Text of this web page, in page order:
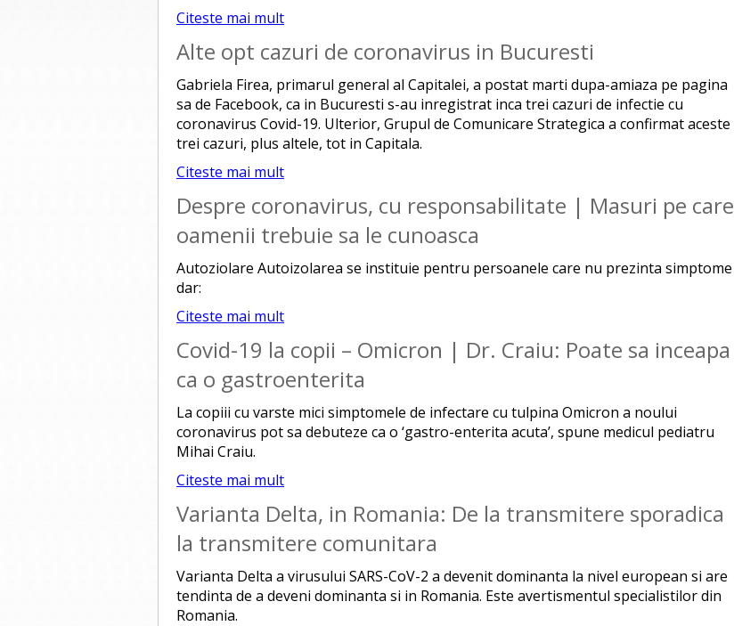
Citeste mai mult
Alte opt cazuri de coronavirus in Bucuresti
Gabriela Firea, primarul general al Capitalei, a postat marti dupa-amiaza pe pagina
sa de Facebook, ca in Bucuresti s-au inregistrat inca trei cazuri de infectie cu
coronavirus Covid-19. Ulterior, Grupul de Comunicare Strategica a confirmat aceste
trei cazuri, plus altele, tot in Capitala.
Citeste mai mult
Despre coronavirus, cu responsabilitate | Masuri pe care
oamenii trebuie sa le cunoasca
Autoziolare Autoizolarea se instituie pentru persoanele care nu prezinta simptome
dar:
Citeste mai mult
Covid-19 la copii – Omicron | Dr. Craiu: Poate sa inceapa
ca o gastroenterita
La copiii cu varste mici simptomele de infectare cu tulpina Omicron a noului
coronavirus pot sa debuteze ca o ‘gastro-enterita acuta’, spune medicul pediatru
Mihai Craiu.
Citeste mai mult
Varianta Delta, in Romania: De la transmitere sporadica
la transmitere comunitara
Varianta Delta a virusului SARS-CoV-2 a devenit dominanta la nivel european si are
tendinta de a deveni dominanta si in Romania. Este avertismentul specialistilor din
Romania.